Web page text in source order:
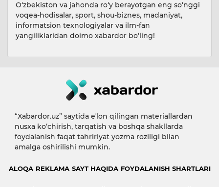
O‘zbekiston va jahonda ro‘y berayotgan eng so‘nggi
voqea-hodisalar, sport, shou-biznes, madaniyat,
informatsion texnologiyalar va ilm-fan
yangiliklaridan doimo xabardor bo‘ling!
“Xabardor.uz” saytida eʼlon qilingan materiallardan
nusxa ko‘chirish, tarqatish va boshqa shakllarda
foydalanish faqat tahririyat yozma roziligi bilan
amalga oshirilishi mumkin.
ALOQA REKLAMA SAYT HAQIDA FOYDALANISH SHARTLARI